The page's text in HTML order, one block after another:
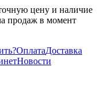
цену и наличие
продаж в момент
ОплатаДоставка
Новости